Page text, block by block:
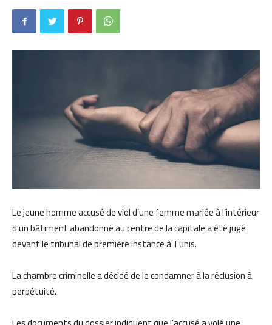
Le jeune homme accusé de viol d’une femme mariée à l’intérieur
d’un bâtiment abandonné au centre de la capitale a été jugé
devant le tribunal de première instance à Tunis.
La chambre criminelle a décidé de le condamner à la réclusion à
perpétuité.